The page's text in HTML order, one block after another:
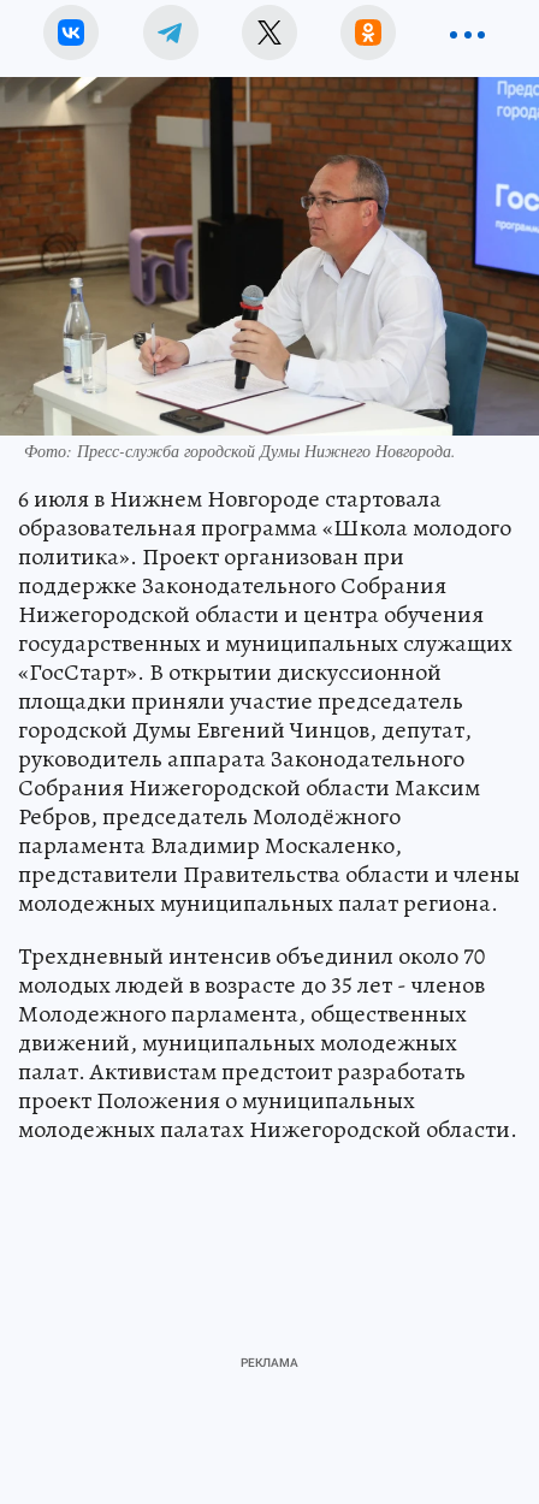
Фото: Пресс-служба городской Думы Нижнего Новгорода.
6 июля в Нижнем Новгороде стартовала
образовательная программа «Школа молодого
политика». Проект организован при
поддержке Законодательного Собрания
Нижегородской области и центра обучения
государственных и муниципальных служащих
«ГосСтарт». В открытии дискуссионной
площадки приняли участие председатель
городской Думы Евгений Чинцов, депутат,
руководитель аппарата Законодательного
Собрания Нижегородской области Максим
Ребров, председатель Молодёжного
парламента Владимир Москаленко,
представители Правительства области и члены
молодежных муниципальных палат региона.
Трехдневный интенсив объединил около 70
молодых людей в возрасте до 35 лет - членов
Молодежного парламента, общественных
движений, муниципальных молодежных
палат. Активистам предстоит разработать
проект Положения о муниципальных
молодежных палатах Нижегородской области.